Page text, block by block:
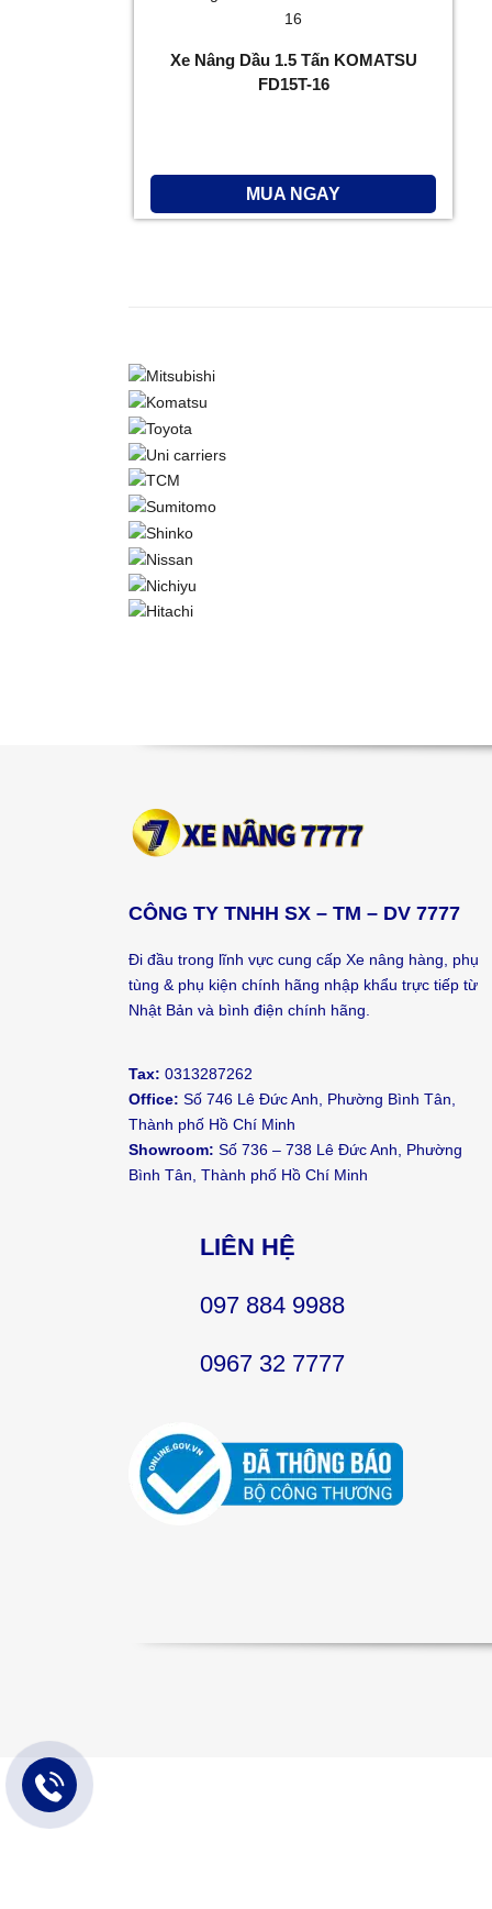
Xe Nâng Dầu 1.5 Tấn KOMATSU
FD15T-16
MUA NGAY
CÔNG TY TNHH SX – TM – DV 7777
Đi đầu trong lĩnh vực cung cấp Xe nâng hàng, phụ
tùng & phụ kiện chính hãng nhập khẩu trực tiếp từ
Nhật Bản và bình điện chính hãng.
Tax: 0313287262
Office: Số 746 Lê Đức Anh, Phường Bình Tân,
Thành phố Hồ Chí Minh
Showroom: Số 736 – 738 Lê Đức Anh, Phường
Bình Tân, Thành phố Hồ Chí Minh
LIÊN HỆ
097 884 9988
0967 32 7777